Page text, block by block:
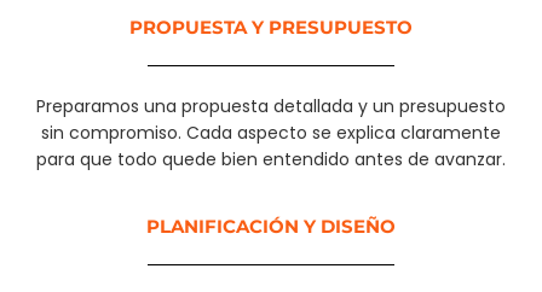
PROPUESTA Y PRESUPUESTO
Preparamos una propuesta detallada y un presupuesto
sin compromiso. Cada aspecto se explica claramente
para que todo quede bien entendido antes de avanzar.
PLANIFICACIÓN Y DISEÑO